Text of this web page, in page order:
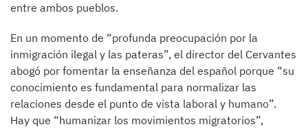
entre ambos pueblos.
En un momento de “profunda preocupación por la
inmigración ilegal y las pateras”, el director del Cervantes
abogó por fomentar la enseñanza del español porque “su
conocimiento es fundamental para normalizar las
relaciones desde el punto de vista laboral y humano”.
Hay que “humanizar los movimientos migratorios”,